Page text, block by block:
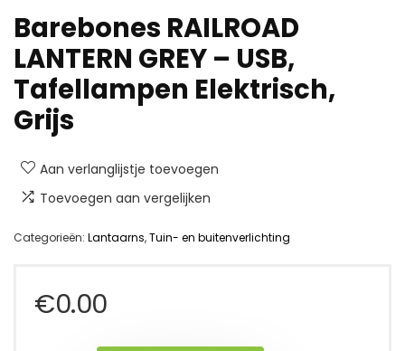
Barebones RAILROAD
LANTERN GREY – USB,
Tafellampen Elektrisch,
Grijs
Aan verlanglijstje toevoegen
Toevoegen aan vergelijken
Categorieën: Lantaarns,Tuin- en buitenverlichting
€0.00